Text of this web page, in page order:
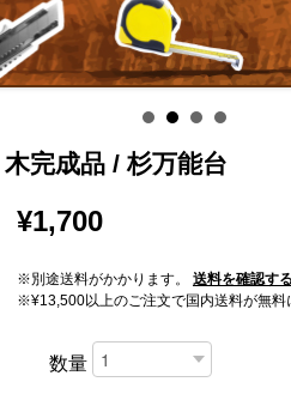
木完成品 / 杉万能台
¥1,700
※別途送料がかかります。
送料を確認する
※¥13,500以上のご注文で国内送料が無料
数量